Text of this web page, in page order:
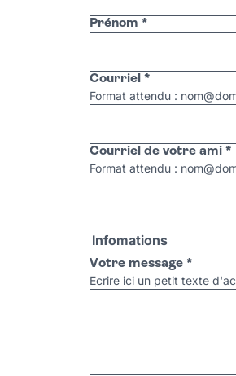
Prénom *
Courriel *
Format attendu :
Courriel de votre ami *
Format attendu :
Infomations
Votre message *
Ecrire ici un petit texte